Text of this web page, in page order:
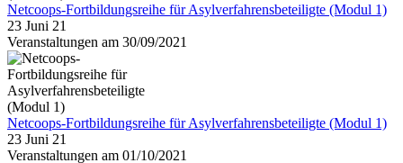
Netcoops-Fortbildungsreihe für Asylverfahrensbeteiligte (Modul 1)
23 Juni 21
Veranstaltungen am 30/09/2021
Netcoops-Fortbildungsreihe für Asylverfahrensbeteiligte (Modul 1)
23 Juni 21
Veranstaltungen am 01/10/2021